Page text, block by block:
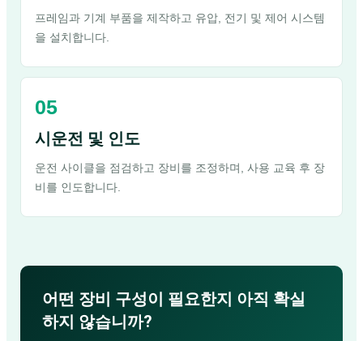
프레임과 기계 부품을 제작하고 유압, 전기 및 제어 시스템
을 설치합니다.
시운전 및 인도
운전 사이클을 점검하고 장비를 조정하며, 사용 교육 후 장
비를 인도합니다.
어떤 장비 구성이 필요한지 아직 확실
하지 않습니까?